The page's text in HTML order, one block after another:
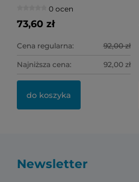
(słoneczko)
0 ocen
73,60 zł
Cena regularna: 92,00 zł
Najniższa cena: 92,00 zł
do koszyka
Newsletter